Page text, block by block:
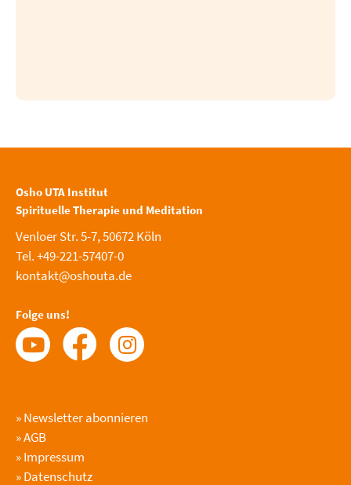
Osho UTA Institut
Spirituelle Therapie und Meditation
Venloer Str. 5-7, 50672 Köln
Tel. +49-221-57407-0
kontakt@oshouta.de
Folge uns!
»Newsletter abonnieren
»AGB
»Impressum
»Datenschutz